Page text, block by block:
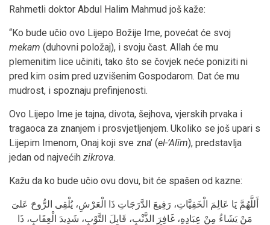
Rahmetli doktor Abdul Halim Mahmud još kaže:
“Ko bude učio ovo Lijepo Božije Ime, povećat će svoj
mekam (duhovni položaj), i svoju čast. Allah će mu
plemenitim lice učiniti, tako što se čovjek neće poniziti ni
pred kim osim pred uzvišenim Gospodarom. Dat će mu
mudrost, i spoznaju prefinjenosti.
Ovo Lijepo Ime je tajna, divota, šejhova, vjerskih prvaka i
tragaoca za znanjem i prosvjetljenjem. Ukoliko se još upari s
Lijepim Imenom‚ Onaj koji sve zna’ (el-’Alīm), predstavlja
jedan od najvećih zikrova.
Kažu da ko bude učio ovu dovu, bit će spašen od kazne:
أَللَّهُمَّ يَا عَالِمَ الْخَفِيَّاتِ، رَفِيعَ الدَّرَجَاتِ ذَا الْعَرْشِ، يُلْقِى الرُّوحَ عَلىَ
مَنْ يَشَاءُ مِنْ عِبَادِهِ، غَافِرَ الذَّنْبِ، قَابِلَ التَّوْبِ، شَدِيدَ الْعِقَابِ، ذَا